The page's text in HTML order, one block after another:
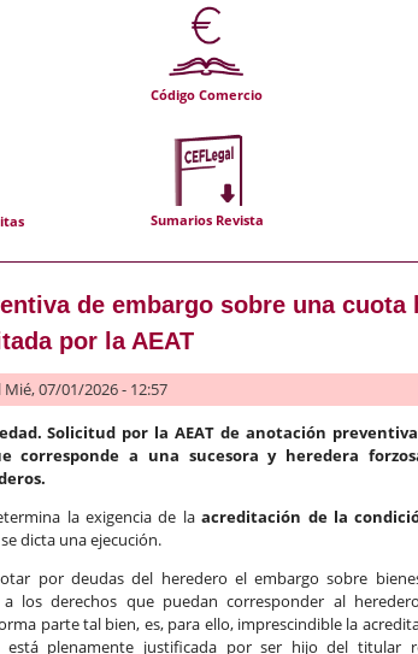
Código Comercio
Sumarios Revista
de embargo sobre una cuota
por la AEAT
Mié, 07/01/2026 - 12:57
Solicitud por la AEAT de anotación
corresponde a una sucesora y heredera
la exigencia de laacreditación de la
dicta una ejecución.
por deudas del heredero el embargo sobre
los derechos que puedan corresponder al
parte tal bien, es, para ello, imprescindible la
plenamente justificada por ser hijo del titular